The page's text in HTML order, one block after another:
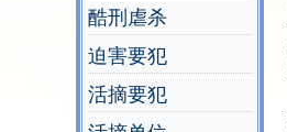
酷刑虐杀
迫害要犯
活摘要犯